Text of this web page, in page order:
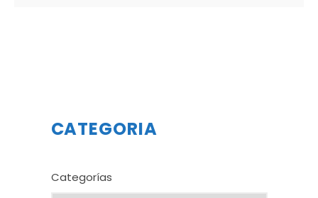
CATEGORIA
Categorías